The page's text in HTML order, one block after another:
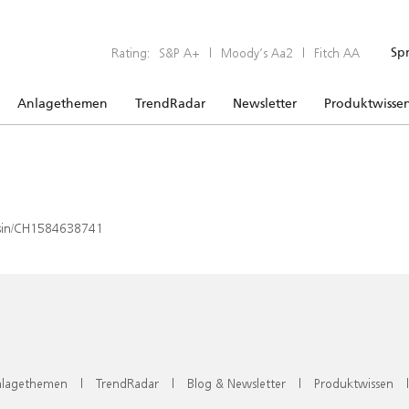
Rating: S&P A+ | Moody’s Aa2 | Fitch AA
Anlagethemen TrendRadar Newsletter
CH1584638741
| TrendRadar | Blog & Newsletter | Produktwissen |